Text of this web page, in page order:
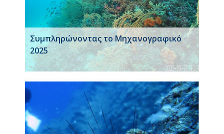
Συμπληρώνοντας το Μηχανογραφικό
2025